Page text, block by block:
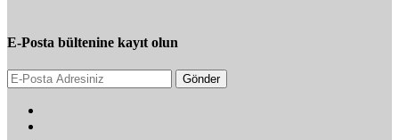
E-Posta bültenine kayıt olun
Gönder